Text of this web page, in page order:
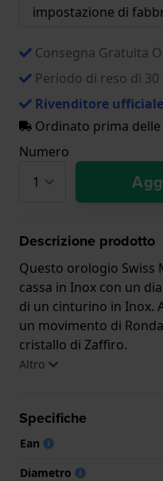
Consegna Gratuita
Periodo di reso di
Rivenditore ufficiale
Ordinato prima
Numero
Descrizione prodotto
Questo orologio Swiss
cassa in Inox con un
di un cinturino in Inox.
un movimento di
cristallo di Zaffiro.
con Swiss Military 3+2.
Altro
Specifiche
Ean
Diametro